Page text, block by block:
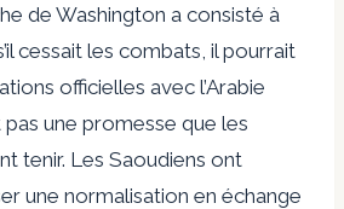
de Washington a consisté à
cessait les combats, il pourrait
officielles avec l’Arabie
pas une promesse que les
tenir. Les Saoudiens ont
une normalisation en échange